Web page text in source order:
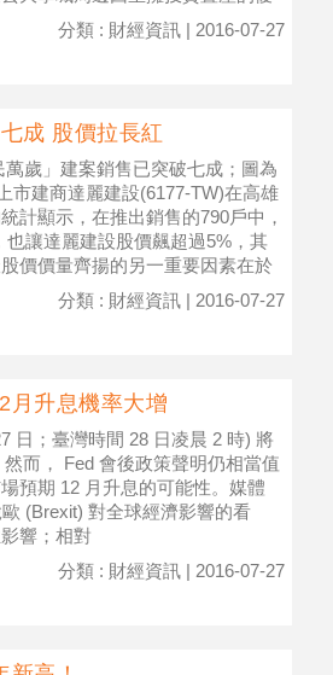
分類 : 財經資訊 | 2016-07-27
成 股價拉長紅
萬歲」建案銷售已突破七成；圖為
市建商達麗建設(6177-TW)在高雄
計顯示，在推出銷售的790戶中，
讓達麗建設股價飆超過5%，其
價價量齊揚的另一重要因素在於
分類 : 財經資訊 | 2016-07-27
月升息機率大增
日；臺灣時間 28 日凌晨 2 時) 將
而， Fed 會後政策聲明仍相當值
預期 12 月升息的可能性。媒體
(Brexit) 對全球經濟影響的看
響；相對
分類 : 財經資訊 | 2016-07-27